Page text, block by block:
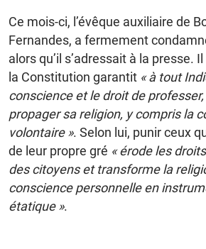
Ce mois-ci, l’évêque auxiliaire de
Fernandes, a fermement
alors qu’il s’adressait à la presse.
la Constitution garantit « à tout
conscience et le droit de
propager sa religion, y compris la
volontaire ». Selon lui, punir ceux
de leur propre gré « érode les
des citoyens et transforme la
conscience personnelle en
étatique ».